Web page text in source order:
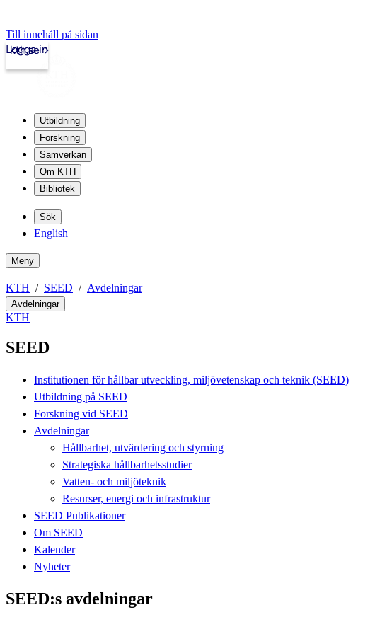
Till innehåll på sidan
kth.se
Logga in
Utbildning
Forskning
Samverkan
Om KTH
Bibliotek
Sök
English
Meny
KTH SEED Avdelningar
Avdelningar
KTH
SEED
Institutionen för hållbar utveckling, miljövetenskap och teknik (SEED)
Utbildning på SEED
Forskning vid SEED
Avdelningar
Hållbarhet, utvärdering och styrning
Strategiska hållbarhetsstudier
Vatten- och miljöteknik
Resurser, energi och infrastruktur
SEED Publikationer
Om SEED
Kalender
Nyheter
SEED:s avdelningar